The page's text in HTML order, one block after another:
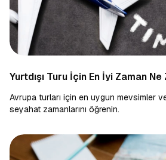
Yurtdışı Turu İçin En İyi Zaman Ne
Avrupa turları için en uygun mevsimler
seyahat zamanlarını öğrenin.